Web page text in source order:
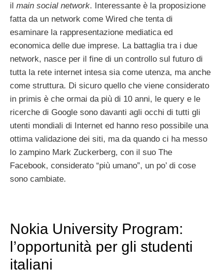
il main social network. Interessante è la proposizione
fatta da un network come Wired che tenta di
esaminare la rappresentazione mediatica ed
economica delle due imprese. La battaglia tra i due
network, nasce per il fine di un controllo sul futuro di
tutta la rete internet intesa sia come utenza, ma anche
come struttura. Di sicuro quello che viene considerato
in primis è che ormai da più di 10 anni, le query e le
ricerche di Google sono davanti agli occhi di tutti gli
utenti mondiali di Internet ed hanno reso possibile una
ottima validazione dei siti, ma da quando ci ha messo
lo zampino Mark Zuckerberg, con il suo The
Facebook, considerato “più umano”, un po’ di cose
sono cambiate.
Nokia University Program:
l’opportunità per gli studenti
italiani